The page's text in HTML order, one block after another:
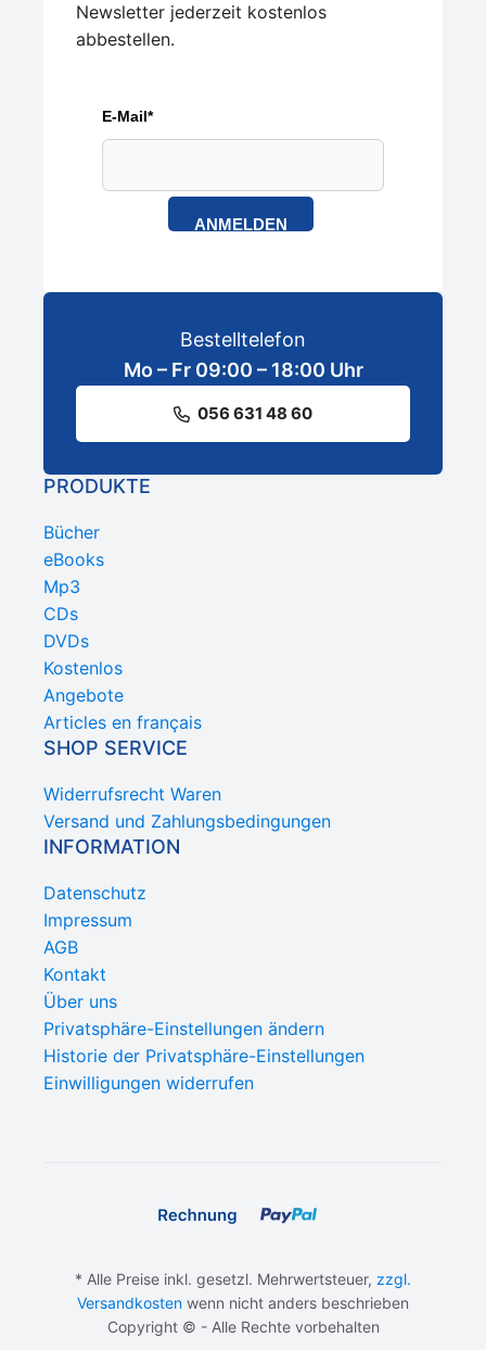
Newsletter jederzeit kostenlos
abbestellen.
E-Mail*
ANMELDEN
Bestelltelefon
Mo – Fr 09:00 – 18:00 Uhr
056 631 48 60
PRODUKTE
Bücher
eBooks
Mp3
CDs
DVDs
Kostenlos
Angebote
Articles en français
SHOP SERVICE
Widerrufsrecht Waren
Versand und Zahlungsbedingungen
INFORMATION
Datenschutz
Impressum
AGB
Kontakt
Über uns
Privatsphäre-Einstellungen ändern
Historie der Privatsphäre-Einstellungen
Einwilligungen widerrufen
* Alle Preise inkl. gesetzl. Mehrwertsteuer, zzgl.
Versandkosten wenn nicht anders beschrieben
Copyright © - Alle Rechte vorbehalten